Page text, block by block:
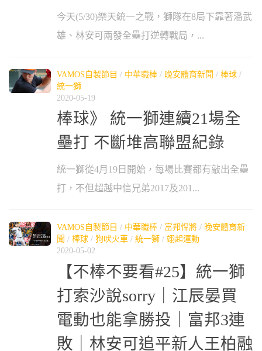
今天(5/30)樂天統一之戰，獅隊在8局下靠著潘武
雄、林安可兩發全壘打逆轉戰局，...
VAMOS自製節目 / 中華職棒 / 晚安體育新聞 / 棒球 /
統一獅
2020-05-19
棒球》 統一獅連續21場全
壘打 不斷堆高聯盟紀錄
統一獅從4月19日開始，每場比賽都有敲出全壘
打，不但超越中信兄弟2017及201...
VAMOS自製節目 / 中華職棒 / 富邦悍將 / 晚安體育新
聞 / 棒球 / 狗吠火車 / 統一獅 / 翊起運動
2020-05-02
【不棒不要看#25】統一獅
打索沙說sorry｜江辰晏買
電動也能拿勝投｜富邦3連
敗｜林安可追平新人王柏融